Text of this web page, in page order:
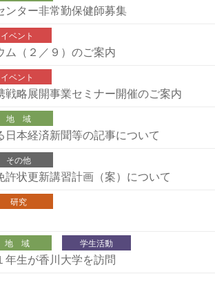
ンター非常勤保健師募集
イベント
ム（２／９）のご案内
イベント
戦略展開事業セミナー開催のご案内
地 域
日本経済新聞等の記事について
その他
許状更新講習計画（案）について
研究
地 域 学生活動
年生が香川大学を訪問